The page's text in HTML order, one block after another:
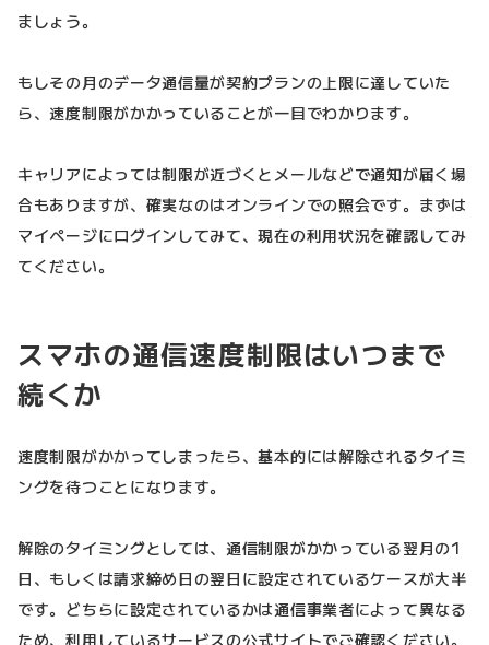
ましょう。
もしその月のデータ通信量が契約プランの上限に達していた
ら、速度制限がかかっていることが一目でわかります。
キャリアによっては制限が近づくとメールなどで通知が届く場
合もありますが、確実なのはオンラインでの照会です。まずは
マイページにログインしてみて、現在の利用状況を確認してみ
てください。
スマホの通信速度制限はいつまで
続くか
速度制限がかかってしまったら、基本的には解除されるタイミ
ングを待つことになります。
解除のタイミングとしては、通信制限がかかっている翌月の1
日、もしくは請求締め日の翌日に設定されているケースが大半
です。どちらに設定されているかは通信事業者によって異なる
ため、利用しているサービスの公式サイトでご確認ください。